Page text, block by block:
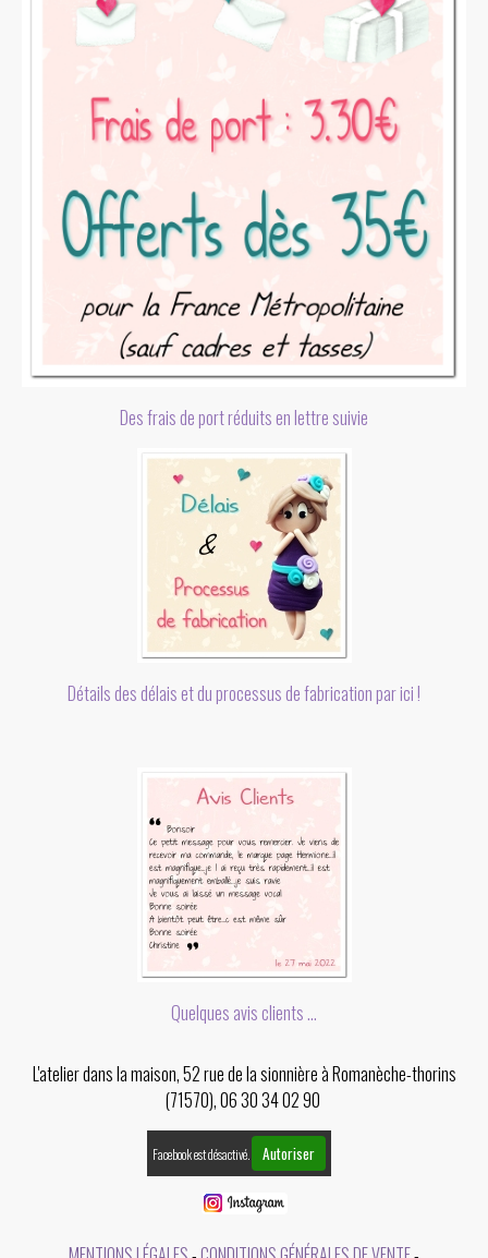
Des frais de port réduits en lettre suivie
Détails des délais et du processus de fabrication par ici !
Quelques avis clients ...
L'atelier dans la maison, 52 rue de la sionnière à Romanèche-thorins
(71570), 06 30 34 02 90
Facebook est désactivé. Autoriser